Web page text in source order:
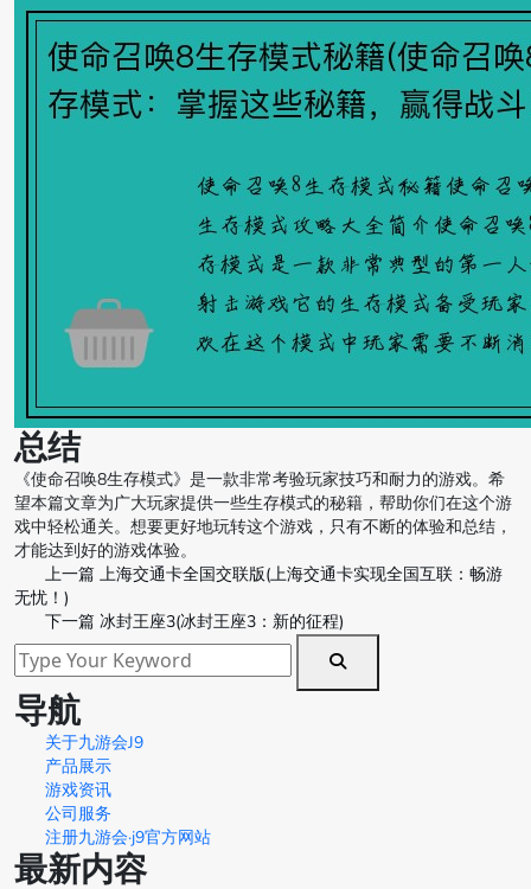
总结
《使命召唤8生存模式》是一款非常考验玩家技巧和耐力的游戏。希
望本篇文章为广大玩家提供一些生存模式的秘籍，帮助你们在这个游
戏中轻松通关。想要更好地玩转这个游戏，只有不断的体验和总结，
才能达到好的游戏体验。
上一篇 上海交通卡全国交联版(上海交通卡实现全国互联：畅游
无忧！)
下一篇 冰封王座3(冰封王座3：新的征程)
导航
关于九游会J9
产品展示
游戏资讯
公司服务
注册九游会·j9官方网站
最新内容